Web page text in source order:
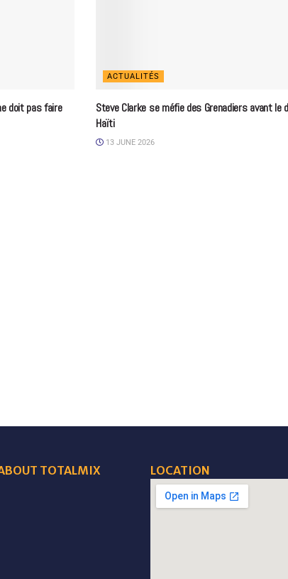
doit pas faire
ACTUALITÉS
Steve Clarke se méfie des Grenadiers avant le
Haïti
13 JUNE 2026
TOTALMIX LOCATION